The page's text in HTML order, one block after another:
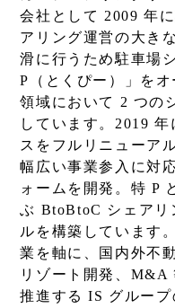
会社として 2009 年
アリング運営の大き
滑に行うため駐車場
P（とくぴー）」を
領域において 2 つの
しています。2019
スをフルリニューア
幅広い事業参入に対
ォームを開発。特 P
ぶ BtoBtoC シェアリ
ルを構築しています
業を軸に、国内外不
リゾート開発、M&A
推進する IS グルー